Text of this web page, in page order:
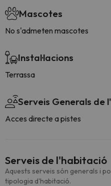
Mascotes
No s'admeten mascotes
Instal·lacions
Terrassa
Serveis Generals de
Acces directe a pistes
Serveis de l'habitació
Aquests serveis són generals i
tipologia d'habitació.